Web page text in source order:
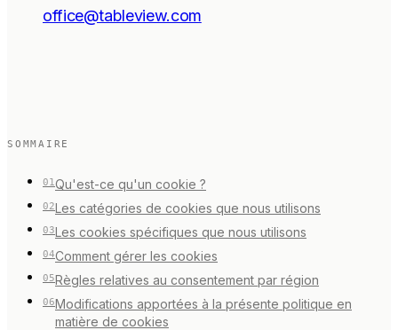
COMMENCER
LANGUE
office@tableview.com
SOMMAIRE
01 Qu'est-ce qu'un cookie ?
02Les catégories de cookies que nous utilisons
03Les cookies spécifiques que nous utilisons
04Comment gérer les cookies
05Règles relatives au consentement par région
06Modifications apportées à la présente politique en
matière de cookies